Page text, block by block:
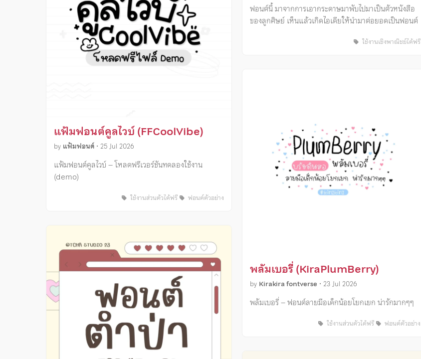
แฟ้มฟอนต์คูลไวบ์ (FFCoolVibe)
by แฟ้มฟอนต์ • 25 Jul 2026
แฟ้มฟอนต์คูลไวบ์ – โหลดฟรีเวอร์ชันทดลองใช้งาน
(demo)
ใช้งานส่วนตัวได้ฟรี ฟอนต์ตัวอย่าง
ฟอนต์นี้ มาจากการเอากระดาษมาพับไปมาเป็นตัวหนังสือ
ของลูกศิษย์ เห็นแล้วเกิดไอเดียให้นำมาต่อยอดเป็นฟอนต์
ใช้งานเชิงพาณิชย์ได้ฟรี
พลัมเบอรี่ (KiraPlumBerry)
by Kirakira fontverse • 23 Jul 2026
พลัมเบอรี่ – ฟอนต์ลายมือเด็กน้อยโยกเยก น่ารักมากๆๆ
ใช้งานส่วนตัวได้ฟรี ฟอนต์ตัวอย่าง